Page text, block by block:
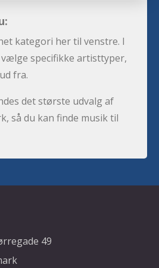
kategori her til venstre. I
specifikke artisttyper,
fra.
det største udvalg af
så du kan finde musik til
49